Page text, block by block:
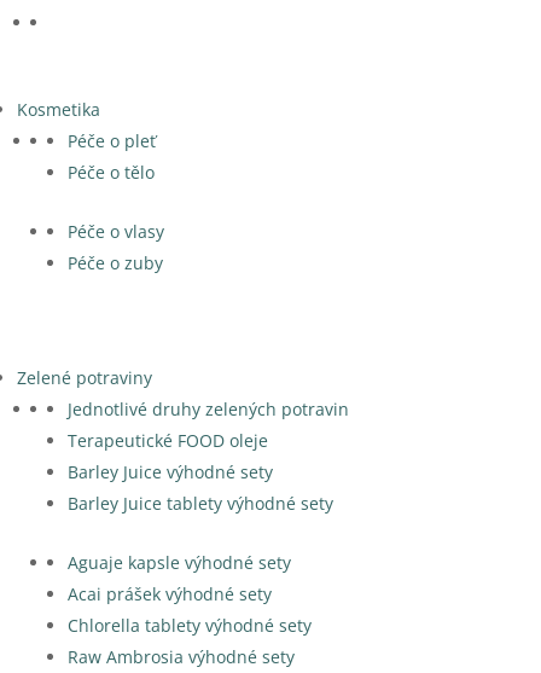
Kosmetika
Péče o pleť
Péče o tělo
Péče o vlasy
Péče o zuby
Zelené potraviny
Jednotlivé druhy zelených potravin
Terapeutické FOOD oleje
Barley Juice výhodné sety
Barley Juice tablety výhodné sety
Aguaje kapsle výhodné sety
Acai prášek výhodné sety
Chlorella tablety výhodné sety
Raw Ambrosia výhodné sety